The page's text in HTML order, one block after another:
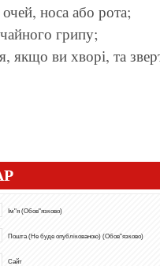
носа або рота;
грипу;
якщо ви хворі, та
Ім"я (Обов"язково)
Пошта (Не буде опублікованою) (Обов"язково)
Сайт